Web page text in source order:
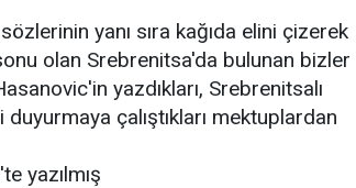
yanı sıra kağıda elini çizerek
olan Srebrenitsa'da bulunan bizler
yazdıkları, Srebrenitsalı
çalıştıkları mektuplardan
yazılmış